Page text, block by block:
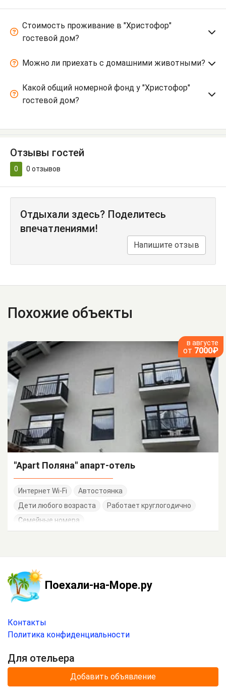
Стоимость проживание в "Христофор"
гостевой дом?
Можно ли приехать с домашними животными?
Какой общий номерной фонд у "Христофор"
гостевой дом?
Отзывы гостей
0 0 отзывов
Отдыхали здесь? Поделитесь
впечатлениями!
Напишите отзыв
Похожие объекты
в августе
от 7000₽
"Apart Поляна" апарт-отель
Интернет Wi-Fi
Автостоянка
Дети любого возраста
Работает круглогодично
Семейные номера
Поехали-на-Море.ру
Контакты
Политика конфиденциальности
Для отельера
Добавить объявление